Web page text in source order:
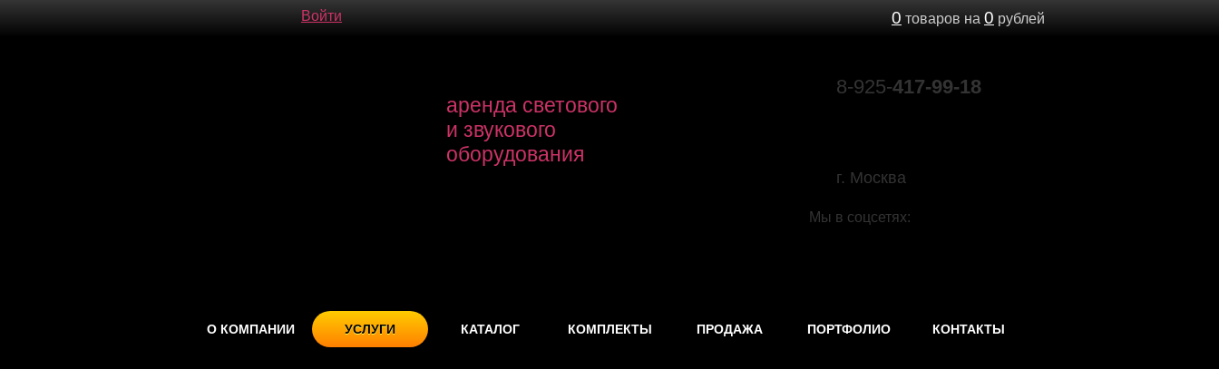
Войти 0 товаров на 0 рублей
аренда светового
и звукового
оборудования
8-925-417-99-18
г. Москва
Мы в соцсетях:
О КОМПАНИИ УСЛУГИ КАТАЛОГ КОМПЛЕКТЫ ПРОДАЖА ПОРТФОЛИО КОНТАКТЫ